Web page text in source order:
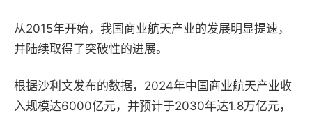
从2015年开始，我国商业航天产业的发展明显提速，
并陆续取得了突破性的进展。
根据沙利文发布的数据，2024年中国商业航天产业收
入规模达6000亿元，并预计于2030年达1.8万亿元，